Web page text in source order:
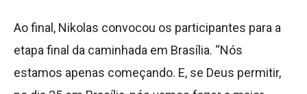
Ao final, Nikolas convocou os participantes para a
etapa final da caminhada em Brasília. “Nós
estamos apenas começando. E, se Deus permitir,